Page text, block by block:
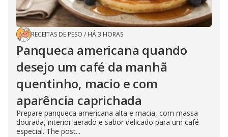
RECEITAS DE PESO / HÁ 3 HORAS
Panqueca americana quando
desejo um café da manhã
quentinho, macio e com
aparência caprichada
Prepare panqueca americana alta e macia, com massa
dourada, interior aerado e sabor delicado para um café
especial. The post...